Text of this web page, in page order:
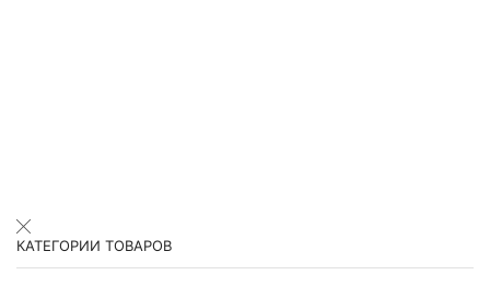
КАТЕГОРИИ ТОВАРОВ